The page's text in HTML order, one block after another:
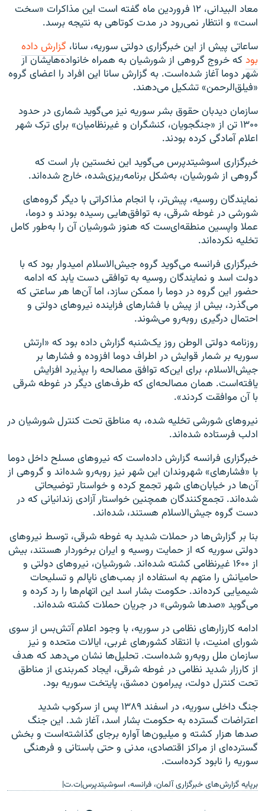
معاد البیدانی، ۱۲ فروردین ماه گفته است این مذاکرات «سخت
است» و انتظار نمی‌رود در مدت کوتاهی به نتیجه برسد.
ساعاتی پیش از این خبرگزاری دولتی سوریه، سانا، گزارش داده
بود که خروج گروهی از شورشیان به همراه خانواده‌هایشان از
شهر دوما آغاز شده‌است. به گزارش سانا این افراد را اعضای گروه
«فیلق‌الرحمن» تشکیل می‌دهند.
سازمان دیدبان حقوق بشر سوریه نیز می‌گوید شماری در حدود
۱۳۰۰ تن از «جنگجویان، کنشگران و غیرنظامیان» برای ترک شهر
اعلام آمادگی کرده بودند.
خبرگزاری اسوشیتدپرس می‌گوید این نخستین بار است که
گروهی از شورشیان، به‌شکل برنامه‌ریزی‌شده، خارج شده‌اند.
نمایندگان روسیه، پیش‌تر، با انجام مذاکراتی با دیگر گروه‌های
شورشی در غوطه شرقی، به توافق‌هایی رسیده بودند و دوما،
عملا واپسین منطقه‌ای‌ست که هنوز شورشیان آن را به‌طور کامل
تخلیه نکرده‌اند.
خبرگزاری فرانسه می‌گوید گروه جیش‌الاسلام امیدوار بود که با
دولت اسد و نمایندگان روسیه به توافقی دست یابد که ادامه
حضور این گروه در دوما را ممکن سازد، اما آن‌ها هر ساعتی که
می‌گذرد، بیش از پیش با فشارهای فزاینده نیروهای دولتی و
احتمال درگیری روبه‌رو می‌شوند.
روزنامه دولتی الوطن روز یک‌شنبه گزارش داده بود که «ارتش
سوریه بر شمار قوایش در اطراف دوما افزوده و فشارها بر
جیش‌الاسلام، برای این‌که توافق مصالحه را بپذیرد افزایش
یافته‌است. همان مصالحه‌ای که طرف‌های دیگر در غوطه شرقی
با آن موافقت کردند».
نیروهای شورشی تخلیه شده، به مناطق تحت کنترل شورشیان در
ادلب فرستاده شده‌اند.
خبرگزاری فرانسه گزارش داده‌است که نیروهای مسلح داخل دوما
با «فشارهای» شهروندان این شهر نیز روبه‌رو شده‌اند و گروهی از
آن‌ها در خیابان‌های شهر تجمع کرده و خواستار توضیحاتی
شده‌اند. تجمع‌کنندگان همچنین خواستار آزادی زندانیانی که در
دست گروه جیش‌الاسلام هستند، شده‌اند.
بنا بر گزارش‌ها در حملات شدید به غوطه شرقی، توسط نیروهای
دولتی سوریه که از حمایت روسیه و ایران برخوردار هستند، بیش
از ۱۶۰۰ غیرنظامی کشته شده‌اند. شورشیان، نیروهای دولتی و
حامیانش را متهم به استفاده از بمب‌های ناپالم و تسلیحات
شیمیایی کرده‌اند. حکومت بشار اسد این اتهام‌ها را رد کرده و
می‌گوید «صدها شورشی» در جریان حملات کشته شده‌اند.
ادامه کارزارهای نظامی در سوریه، با وجود اعلام آتش‌بس از سوی
شورای امنیت، با انتقاد کشورهای غربی، ایالات متحده و نیز
سازمان ملل روبه‌رو شده‌است. تحلیل‌ها نشان می‌دهد که هدف
از کارزار شدید نظامی در غوطه شرقی، ایجاد کمربندی از مناطق
تحت کنترل دولت، پیرامون دمشق، پایتخت سوریه بود.
جنگ داخلی سوریه، در اسفند ۱۳۸۹ پس از سرکوب شدید
اعتراضات گسترده به حکومت بشار اسد، آغاز شد. این جنگ
صدها هزار کشته و میلیون‌ها آواره برجای گذاشته‌است و بخش
گسترده‌ای از مراکز اقتصادی، مدنی و حتی باستانی و فرهنگی
سوریه را نابود کرده‌است.
برپایه گزارش‌های خبرگزاری آلمان، فرانسه، اسوشیتدپرس|ت.ت|